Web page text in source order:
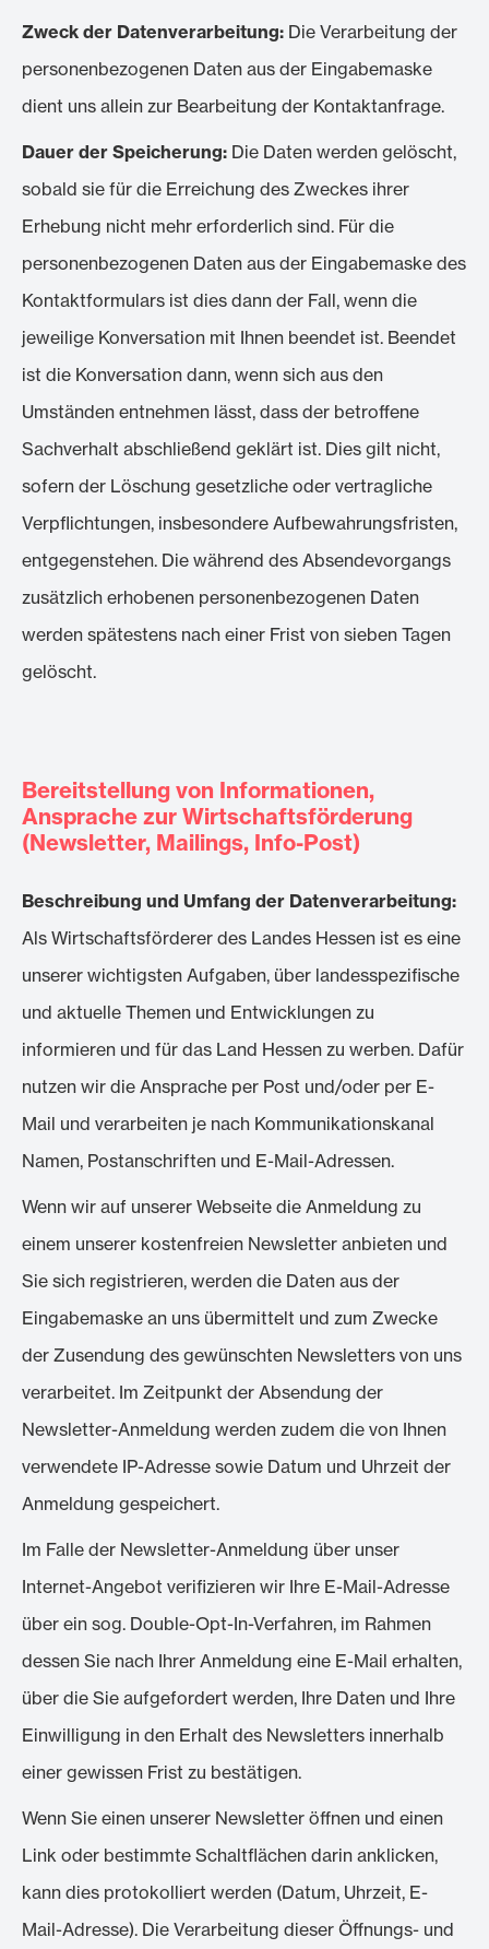
Zweck der Datenverarbeitung: Die Verarbeitung der
personenbezogenen Daten aus der Eingabemaske
dient uns allein zur Bearbeitung der Kontaktanfrage.
Dauer der Speicherung: Die Daten werden gelöscht,
sobald sie für die Erreichung des Zweckes ihrer
Erhebung nicht mehr erforderlich sind. Für die
personenbezogenen Daten aus der Eingabemaske des
Kontaktformulars ist dies dann der Fall, wenn die
jeweilige Konversation mit Ihnen beendet ist. Beendet
ist die Konversation dann, wenn sich aus den
Umständen entnehmen lässt, dass der betroffene
Sachverhalt abschließend geklärt ist. Dies gilt nicht,
sofern der Löschung gesetzliche oder vertragliche
Verpflichtungen, insbesondere Aufbewahrungsfristen,
entgegenstehen. Die während des Absendevorgangs
zusätzlich erhobenen personenbezogenen Daten
werden spätestens nach einer Frist von sieben Tagen
gelöscht.
Bereitstellung von Informationen,
Ansprache zur Wirtschaftsförderung
(Newsletter, Mailings, Info-Post)
Beschreibung und Umfang der Datenverarbeitung:
Als Wirtschaftsförderer des Landes Hessen ist es eine
unserer wichtigsten Aufgaben, über landesspezifische
und aktuelle Themen und Entwicklungen zu
informieren und für das Land Hessen zu werben. Dafür
nutzen wir die Ansprache per Post und/oder per E-
Mail und verarbeiten je nach Kommunikationskanal
Namen, Postanschriften und E-Mail-Adressen.
Wenn wir auf unserer Webseite die Anmeldung zu
einem unserer kostenfreien Newsletter anbieten und
Sie sich registrieren, werden die Daten aus der
Eingabemaske an uns übermittelt und zum Zwecke
der Zusendung des gewünschten Newsletters von uns
verarbeitet. Im Zeitpunkt der Absendung der
Newsletter-Anmeldung werden zudem die von Ihnen
verwendete IP-Adresse sowie Datum und Uhrzeit der
Anmeldung gespeichert.
Im Falle der Newsletter-Anmeldung über unser
Internet-Angebot verifizieren wir Ihre E-Mail-Adresse
über ein sog. Double-Opt-In-Verfahren, im Rahmen
dessen Sie nach Ihrer Anmeldung eine E-Mail erhalten,
über die Sie aufgefordert werden, Ihre Daten und Ihre
Einwilligung in den Erhalt des Newsletters innerhalb
einer gewissen Frist zu bestätigen.
Wenn Sie einen unserer Newsletter öffnen und einen
Link oder bestimmte Schaltflächen darin anklicken,
kann dies protokolliert werden (Datum, Uhrzeit, E-
Mail-Adresse). Die Verarbeitung dieser Öffnungs- und